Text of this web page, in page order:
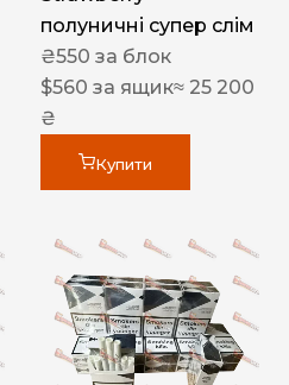
полуничні супер слім
₴550 за блок
$560 за ящик≈ 25 200
₴
Купити